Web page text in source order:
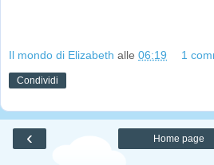
Il mondo di Elizabeth alle 06:19 1
Condividi
‹ Home page